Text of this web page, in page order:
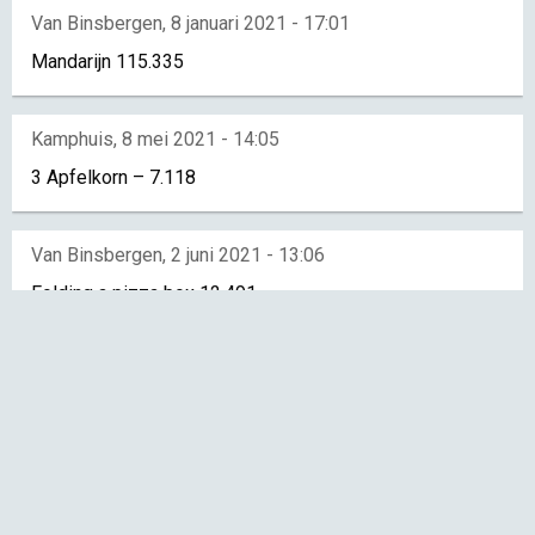
Van Binsbergen, 8 januari 2021 - 17:01
Mandarijn 115.335
Kamphuis, 8 mei 2021 - 14:05
3 Apfelkorn – 7.118
Van Binsbergen, 2 juni 2021 - 13:06
Folding a pizza box 12.491